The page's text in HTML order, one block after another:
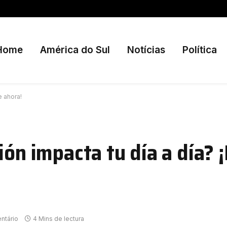
América do Sul Notícias Política
ahora!
impacta tu día a día?
4 Mins de lectura